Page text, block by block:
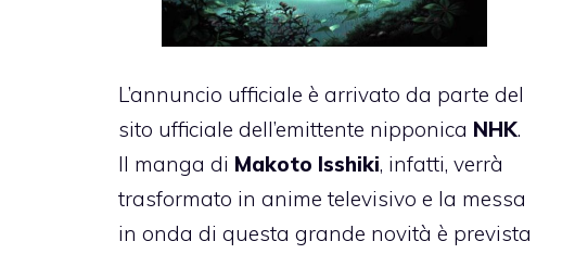
L’annuncio ufficiale è arrivato da parte del
sito ufficiale dell’emittente nipponica NHK.
Il manga di Makoto Isshiki, infatti, verrà
trasformato in anime televisivo e la messa
in onda di questa grande novità è prevista